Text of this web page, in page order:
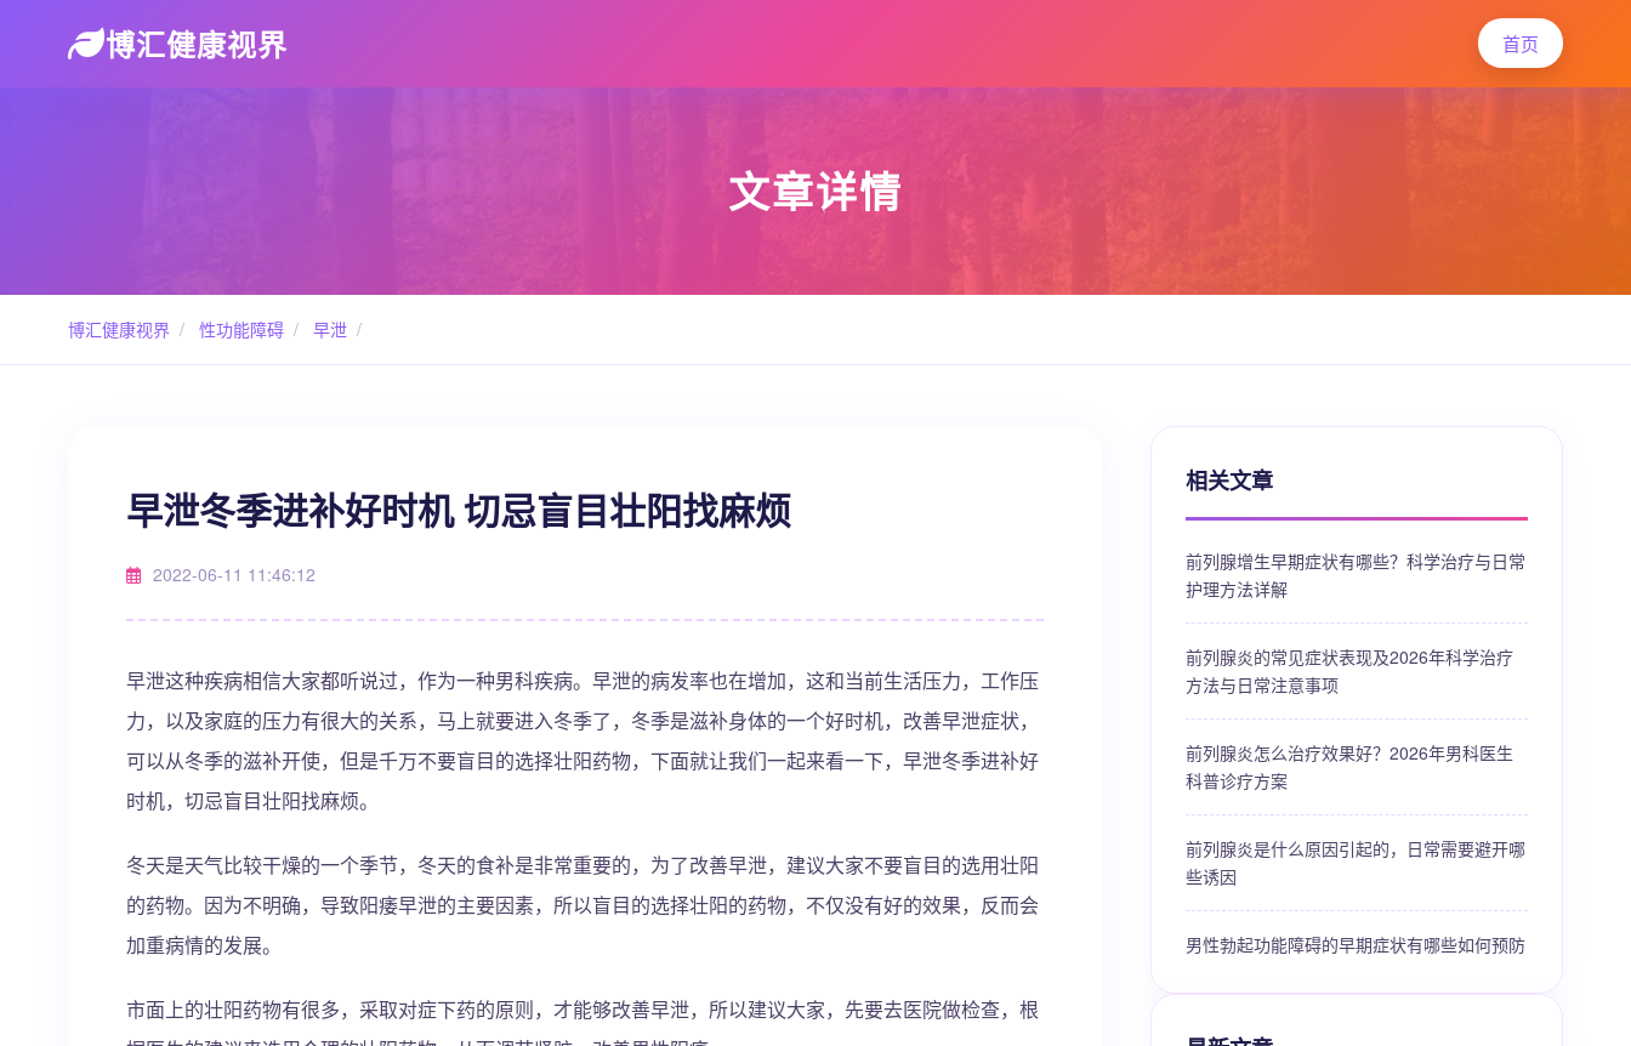
博汇健康视界 首页
文章详情
博汇健康视界 / 性功能障碍 / 早泄 /
早泄冬季进补好时机 切忌盲目壮阳找麻烦
2022-06-11 11:46:12
早泄这种疾病相信大家都听说过，作为一种男科疾病。早泄的病发率也在增加，这和当前生活压力，工作压
力，以及家庭的压力有很大的关系，马上就要进入冬季了，冬季是滋补身体的一个好时机，改善早泄症状，
可以从冬季的滋补开使，但是千万不要盲目的选择壮阳药物，下面就让我们一起来看一下，早泄冬季进补好
时机，切忌盲目壮阳找麻烦。
冬天是天气比较干燥的一个季节，冬天的食补是非常重要的，为了改善早泄，建议大家不要盲目的选用壮阳
的药物。因为不明确，导致阳痿早泄的主要因素，所以盲目的选择壮阳的药物，不仅没有好的效果，反而会
加重病情的发展。
市面上的壮阳药物有很多，采取对症下药的原则，才能够改善早泄，所以建议大家，先要去医院做检查，根
相关文章
前列腺增生早期症状有哪些？科学治疗与日常
护理方法详解
前列腺炎的常见症状表现及2026年科学治疗
方法与日常注意事项
前列腺炎怎么治疗效果好？2026年男科医生
科普诊疗方案
前列腺炎是什么原因引起的，日常需要避开哪
些诱因
男性勃起功能障碍的早期症状有哪些如何预防